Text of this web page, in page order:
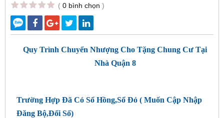
( 0 bình chọn )
Quy Trình Chuyển Nhượng Cho Tặng Chung Cư Tại
Nhà Quận 8
Trường Hợp Đã Có Sổ Hồng,Sổ Đỏ ( Muốn Cập Nhập
Đăng Bộ,Đổi Sổ)